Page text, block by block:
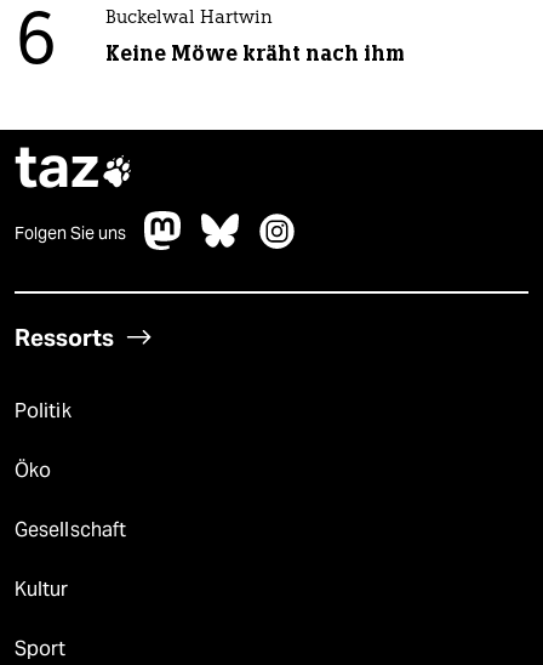
6 Buckelwal Hartwin
Keine Möwe kräht nach ihm
taz
Folgen Sie uns
Ressorts
Politik
Öko
Gesellschaft
Kultur
Sport